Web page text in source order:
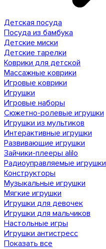
Детская посуда
Посуда из бамбука
Детские миски
Детские тарелки
Коврики для детской
Массажные коврики
Игровые коврики
Игрушки
Игровые наборы
Сюжетно-ролевые игрушки
Игрушки из мультиков
Интерактивные игрушки
Развивающие игрушки
Зайчики-плееры alilo
Радиоуправляемые игрушки
Конструкторы
Музыкальные игрушки
Мягкие игрушки
Игрушки для девочек
Игрушки для мальчиков
Настольные игры
Игрушки антистресс
Показать все